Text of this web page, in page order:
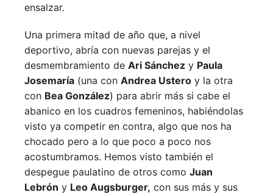
ensalzar.
Una primera mitad de año que, a nivel
deportivo, abría con nuevas parejas y el
desmembramiento de Ari Sánchez y Paula
Josemaría (una con Andrea Ustero y la otra
con Bea González) para abrir más si cabe el
abanico en los cuadros femeninos, habiéndolas
visto ya competir en contra, algo que nos ha
chocado pero a lo que poco a poco nos
acostumbramos. Hemos visto también el
despegue paulatino de otros como Juan
Lebrón y Leo Augsburger, con sus más y sus